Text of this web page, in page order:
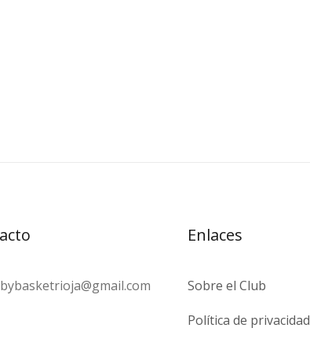
Enlaces
Sobre el Club
Política de privacidad